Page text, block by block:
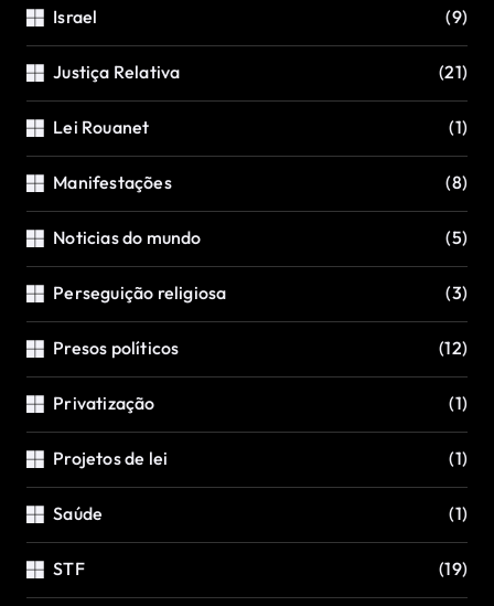
Israel (9)
Justiça Relativa (21)
Lei Rouanet (1)
Manifestações (8)
Noticias do mundo (5)
Perseguição religiosa (3)
Presos políticos (12)
Privatização (1)
Projetos de lei (1)
Saúde (1)
STF (19)